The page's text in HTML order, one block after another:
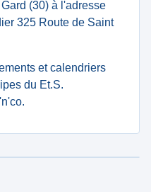
(30) à l'adresse
325 Route de Saint
et calendriers
du Et.S.